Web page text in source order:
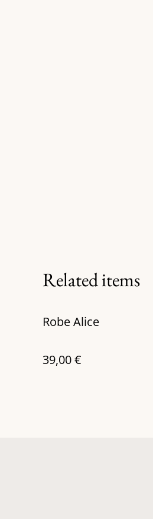
Related items
Robe Alice
39,00 €